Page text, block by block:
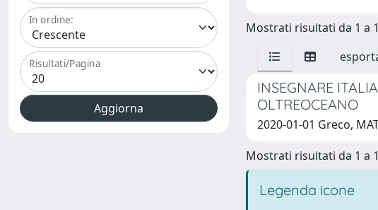
In ordine:
Risultati/Pagina
Mostrati risultati da 1 a
INSEGNARE
OLTREOCEANO
2020-01-01 Greco,
Mostrati risultati da 1 a
Legenda icone